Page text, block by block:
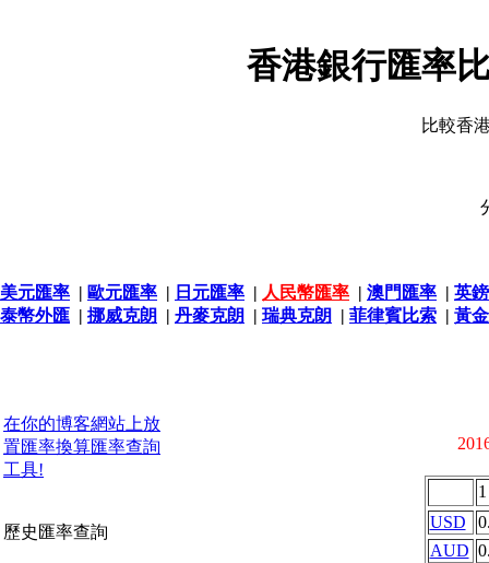
香港銀行匯率
比較香
美元匯率 | 歐元匯率 | 日元匯率 | 人民幣匯率 | 澳門匯率 | 英
泰幣外匯 | 挪威克朗 | 丹麥克朗 | 瑞典克朗 | 菲律賓比索 | 黃
在你的博客網站上放
置匯率換算匯率查詢
工具!
歷史匯率查詢
USD
AUD